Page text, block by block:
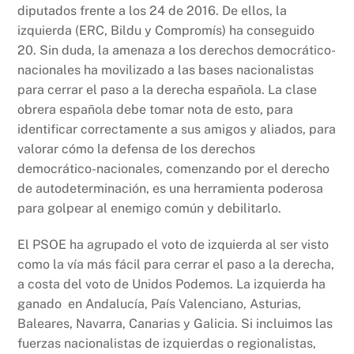
diputados frente a los 24 de 2016. De ellos, la
izquierda (ERC, Bildu y Compromís) ha conseguido
20. Sin duda, la amenaza a los derechos democrático-
nacionales ha movilizado a las bases nacionalistas
para cerrar el paso a la derecha española. La clase
obrera española debe tomar nota de esto, para
identificar correctamente a sus amigos y aliados, para
valorar cómo la defensa de los derechos
democrático-nacionales, comenzando por el derecho
de autodeterminación, es una herramienta poderosa
para golpear al enemigo común y debilitarlo.
El PSOE ha agrupado el voto de izquierda al ser visto
como la vía más fácil para cerrar el paso a la derecha,
a costa del voto de Unidos Podemos. La izquierda ha
ganado en Andalucía, País Valenciano, Asturias,
Baleares, Navarra, Canarias y Galicia. Si incluimos las
fuerzas nacionalistas de izquierdas o regionalistas,